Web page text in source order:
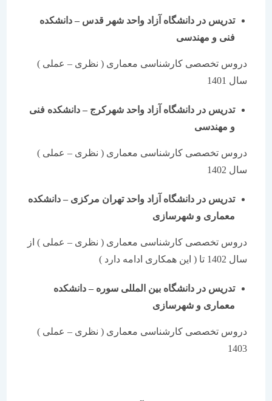
تدریس در دانشگاه آزاد واحد شهر قدس –دانشکده
فنی و مهندسی
دروس تخصصی کارشناسی معماری ( نظری – عملی )
تدریس در دانشگاه آزاد واحد شهرکرج–دانشکده فنی
و مهندسی
دروس تخصصی کارشناسی معماری ( نظری – عملی )
تدریس در دانشگاه آزاد واحد تهران مرکزی–دانشکده
معماری و شهرسازی
دروس تخصصی کارشناسی معماری ( نظری – عملی ) از
تدریس در دانشگاه بین المللی سوره – دانشکده
معماری و شهرسازی
دروس تخصصی کارشناسی معماری ( نظری – عملی )